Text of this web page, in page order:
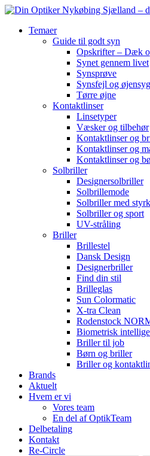
Temaer
Guide til godt syn
Opskrifter – Dæk
Synet gennem livet
Synsprøve
Synsfejl og
Tørre øjne
Kontaktlinser
Linsetyper
Væsker og tilbehør
Kontaktlinser og
Kontaktlinser og
Kontaktlinser og
Solbriller
Designersolbriller
Solbrillemode
Solbriller med
Solbriller og sport
UV-stråling
Briller
Brillestel
Dansk Design
Designerbriller
Find din stil
Brilleglas
Sun Colormatic
X-tra Clean
Rodenstock
Biometrisk
Briller til job
Børn og briller
Briller og
Brands
Aktuelt
Hvem er vi
Vores team
En del af OptikTeam
Delbetaling
Kontakt
Re-Circle